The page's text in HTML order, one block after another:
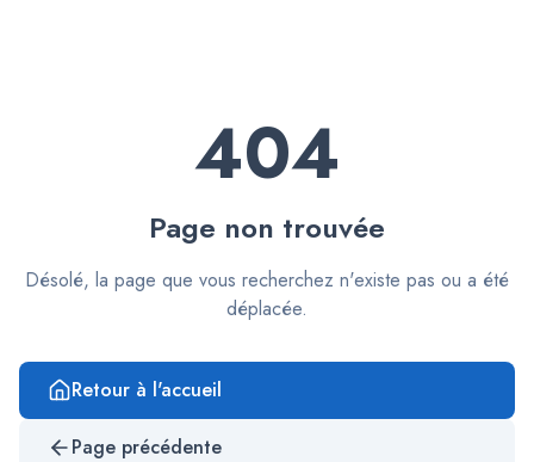
404
Page non trouvée
Désolé, la page que vous recherchez n'existe pas ou a été
déplacée.
Retour à l'accueil
Page précédente